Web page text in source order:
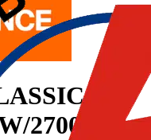
A
2700 K